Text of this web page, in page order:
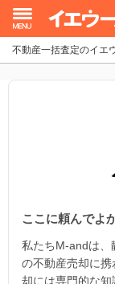
不動産一括査定のイエ
ここに頼んでよ
私たちM-andは、
の不動産売却に
却には専門的な
イエウール加盟希
不動産の売却・一
家査定シミュレー
お問い合わせ